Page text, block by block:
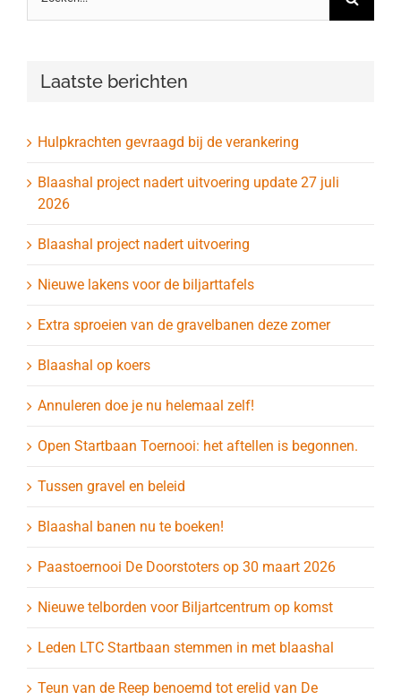
naar:
Laatste berichten
Hulpkrachten gevraagd bij de verankering
Blaashal project nadert uitvoering update 27 juli
2026
Blaashal project nadert uitvoering
Nieuwe lakens voor de biljarttafels
Extra sproeien van de gravelbanen deze zomer
Blaashal op koers
Annuleren doe je nu helemaal zelf!
Open Startbaan Toernooi: het aftellen is begonnen.
Tussen gravel en beleid
Blaashal banen nu te boeken!
Paastoernooi De Doorstoters op 30 maart 2026
Nieuwe telborden voor Biljartcentrum op komst
Leden LTC Startbaan stemmen in met blaashal
Teun van de Reep benoemd tot erelid van De